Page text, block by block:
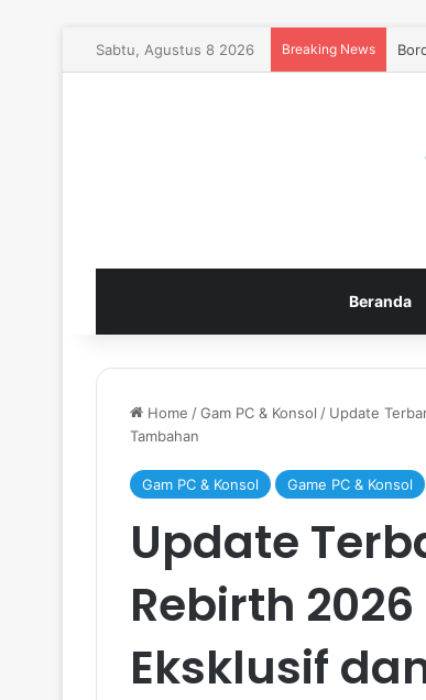
Sabtu, Agustus 8 2026 Breaking News EA
Beranda
Home /Gam PC & Konsol / Update
Tambahan
Gam PC & Konsol Game PC & Konsol
Update
Rebirth
Eksklusif